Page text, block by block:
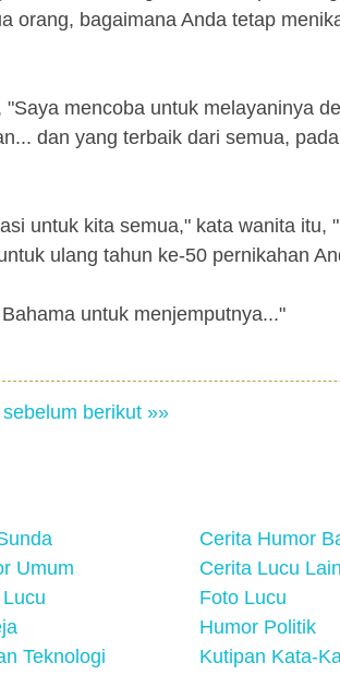
orang, bagaimana Anda tetap
mencoba untuk melayaninya
dan yang terbaik dari semua,
untuk kita semua," kata wanita itu,
ulang tahun ke-50 pernikahan
untuk menjemputnya..."
berikut »»
Cerita Humor
Umum Cerita Lucu
Foto Lucu
Humor Politik
Teknologi Kutipan Kata-